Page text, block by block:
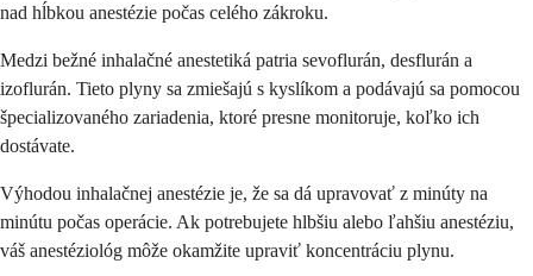
nad hĺbkou anestézie počas celého zákroku.
Medzi bežné inhalačné anestetiká patria sevoflurán, desflurán a
izoflurán. Tieto plyny sa zmiešajú s kyslíkom a podávajú sa pomocou
špecializovaného zariadenia, ktoré presne monitoruje, koľko ich
dostávate.
Výhodou inhalačnej anestézie je, že sa dá upravovať z minúty na
minútu počas operácie. Ak potrebujete hlbšiu alebo ľahšiu anestéziu,
váš anestéziológ môže okamžite upraviť koncentráciu plynu.